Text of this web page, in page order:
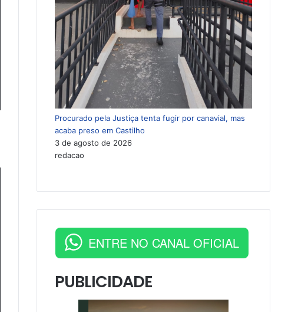
Procurado pela Justiça tenta fugir por canavial, mas
acaba preso em Castilho
3 de agosto de 2026
redacao
ENTRE NO CANAL OFICIAL
PUBLICIDADE